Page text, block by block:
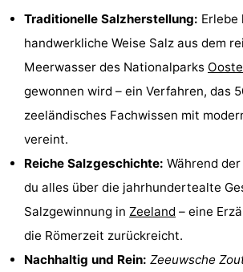
Ginsterveld
Julianahoeve
Port
Greve
Port
Zélande
Resort
Haamstede
Résidence
't
Schouwen
-
Traditionelle Salzherstellung: Erlebe
handwerkliche Weise Salz aus dem
Meerwasser des Nationalparks
gewonnen wird – ein Verfahren, das
zeeländisches Fachwissen mit
vereint.
Reiche Salzgeschichte: Während
du alles über die jahrhundertealte
Salzgewinnung in Zeeland – eine
die Römerzeit zurückreicht.
Nachhaltig und Rein: Zeeuwsche